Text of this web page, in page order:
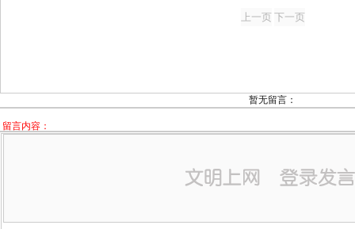
暂无留言：
留言内容：